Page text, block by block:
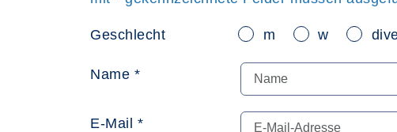
Geschlecht m w
Name *
E-Mail *